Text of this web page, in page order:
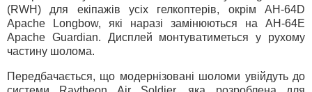
(RWH) для екіпажів усіх гелкоптерів, окрім AH-64D
Apache Longbow, які наразі замінюються на AH-64E
Apache Guardian. Дисплей монтуватиметься у рухому
частину шолома.
Передбачається, що модернізовані шоломи увійдуть до